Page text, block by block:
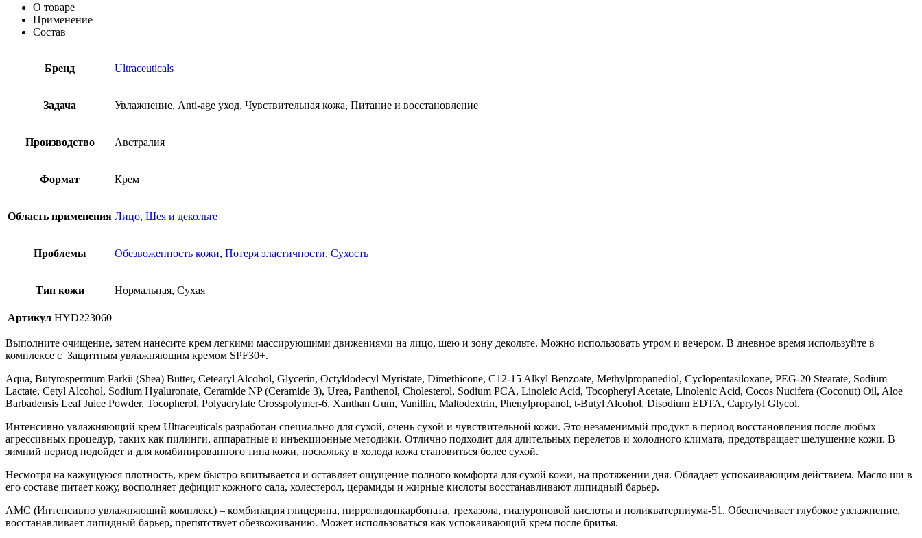
О товаре
Применение
Состав
Бренд Ultraceuticals
Задача Увлажнение, Anti-age уход, Чувствительная кожа, Питание и восстановление
Производство Австралия
Формат Крем
Область применения Лицо, Шея и декольте
Проблемы Обезвоженность кожи, Потеря эластичности, Сухость
Тип кожи Нормальная, Сухая
Артикул HYD223060
Выполните очищение, затем нанесите крем легкими массирующими движениями на лицо, шею и зону декольте. Можно использовать утром и вечером. В дневное время используйте в
комплексе с Защитным увлажняющим кремом SPF30+.
Aqua, Butyrospermum Parkii (Shea) Butter, Cetearyl Alcohol, Glycerin, Octyldodecyl Myristate, Dimethicone, C12-15 Alkyl Benzoate, Methylpropanediol, Cyclopentasiloxane, PEG-20 Stearate, Sodium
Lactate, Cetyl Alcohol, Sodium Hyaluronate, Ceramide NP (Ceramide 3), Urea, Panthenol, Cholesterol, Sodium PCA, Linoleic Acid, Tocopheryl Acetate, Linolenic Acid, Cocos Nucifera (Coconut) Oil, Aloe
Barbadensis Leaf Juice Powder, Tocopherol, Polyacrylate Crosspolymer-6, Xanthan Gum, Vanillin, Maltodextrin, Phenylpropanol, t-Butyl Alcohol, Disodium EDTA, Caprylyl Glycol.
Интенсивно увлажняющий крем Ultraceuticals разработан специально для сухой, очень сухой и чувствительной кожи. Это незаменимый продукт в период восстановления после любых
агрессивных процедур, таких как пилинги, аппаратные и инъекционные методики. Отлично подходит для длительных перелетов и холодного климата, предотвращает шелушение кожи. В
зимний период подойдет и для комбинированного типа кожи, поскольку в холода кожа становиться более сухой.
Несмотря на кажущуюся плотность, крем быстро впитывается и оставляет ощущение полного комфорта для сухой кожи, на протяжении дня. Обладает успокаивающим действием. Масло ши в
его составе питает кожу, восполняет дефицит кожного сала, холестерол, церамиды и жирные кислоты восстанавливают липидный барьер.
AMC (Интенсивно увлажняющий комплекс) – комбинация глицерина, пирролидонкарбоната, трехазола, гиалуроновой кислоты и поликватерниума-51. Обеспечивает глубокое увлажнение,
восстанавливает липидный барьер, препятствует обезвоживанию. Может использоваться как успокаивающий крем после бритья.